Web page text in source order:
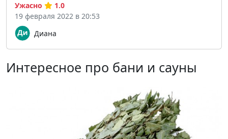
Диана
Ужасно
1.0
19 февраля 2022 в 20:53
Интересное про бани и сауны